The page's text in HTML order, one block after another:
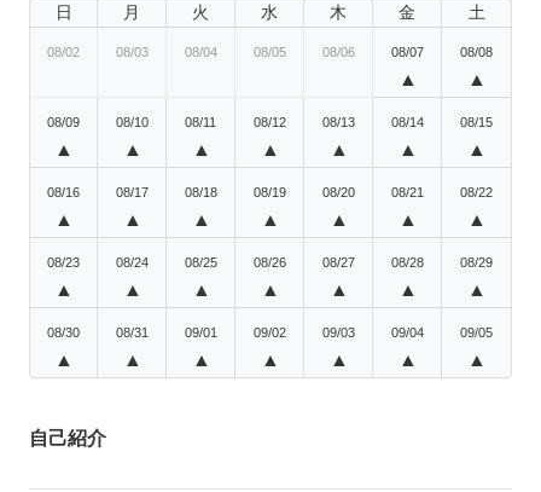
日 月 火 水 木 金 土
08/02 08/03 08/04 08/05 08/06 08/07
▲
08/08
▲
08/09
▲
08/10
▲
08/11
▲
08/12
▲
08/13
▲
08/14
▲
08/15
▲
08/16
▲
08/17
▲
08/18
▲
08/19
▲
08/20
▲
08/21
▲
08/22
▲
08/23
▲
08/24
▲
08/25
▲
08/26
▲
08/27
▲
08/28
▲
08/29
▲
08/30
▲
08/31
▲
09/01
▲
09/02
▲
09/03
▲
09/04
▲
09/05
▲
自己紹介